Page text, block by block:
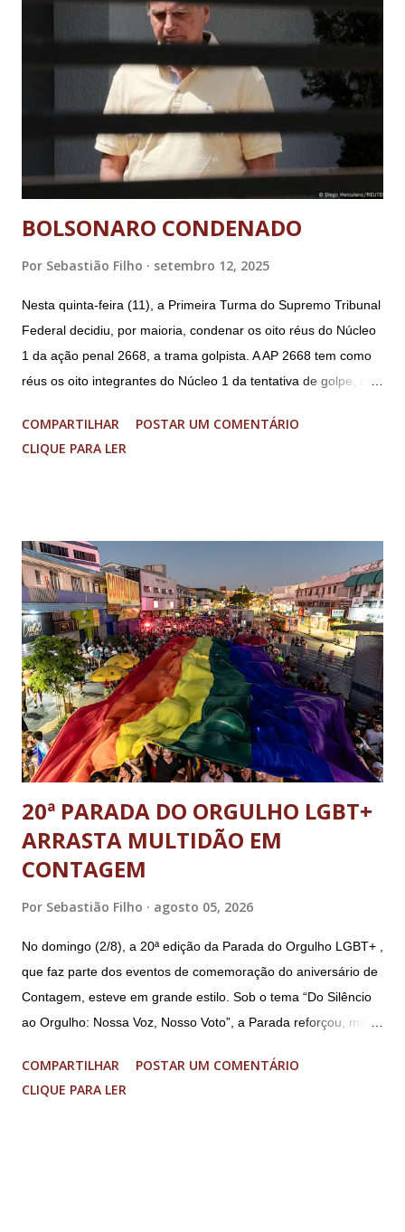
BOLSONARO CONDENADO
Por Sebastião Filho setembro 12, 2025
Nesta quinta-feira (11), a Primeira Turma do Supremo Tribunal
Federal decidiu, por maioria, condenar os oito réus do Núcleo
1 da ação penal 2668, a trama golpista. A AP 2668 tem como
réus os oito integrantes do Núcleo 1 da tentativa de golpe, ou
(PGR): o deputado federal Alexandre Ramagem, ex-diretor da
Agência Brasileira de Inteligência (Abin); o almirante Almir
Segurança Institucional (GSI); o tenente-coronel Mauro Cid,
ex-ajudante de ordens de Bolsonaro (réu-colaborador); o ex-
presidente da República Jair Bolsonaro; o general Paulo
Sérgio Nogueira, ex-ministro da Defesa; e o general da
reserva Walter Braga Netto, ex-ministro da Casa Civil e da
Defesa. A acusação envolveu os crimes de tentativa de
abolição violenta do Estado Democrático de Direito, golpe de
E...
COMPARTILHAR
POSTAR UM COMENTÁRIO
CLIQUE PARA LER
20ª PARADA DO ORGULHO LGBT+
ARRASTA MULTIDÃO EM
CONTAGEM
Por Sebastião Filho agosto 05, 2026
No domingo (2/8), a 20ª edição da Parada do Orgulho LGBT+ ,
que faz parte dos eventos de comemoração do aniversário de
Contagem, esteve em grande estilo. Sob o tema “Do Silêncio
ao Orgulho: Nossa Voz, Nosso Voto”, a Parada reforçou, mais
município. A concentração foi na Praça da Glória, que estava
preparada com um palco e contou com diversos shows,
COMPARTILHAR
POSTAR UM COMENTÁRIO
CLIQUE PARA LER